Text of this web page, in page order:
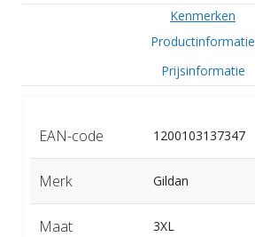
Kenmerken
Productinformatie
Prijsinformatie
EAN-code 1200103137347
Merk Gildan
Maat 3XL